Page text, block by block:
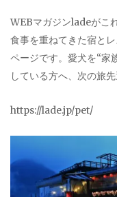
WEBマガジンladeがこ
食事を重ねてきた宿と
ページです。愛犬を“家
している方へ、次の旅
https://lade.jp/pet/